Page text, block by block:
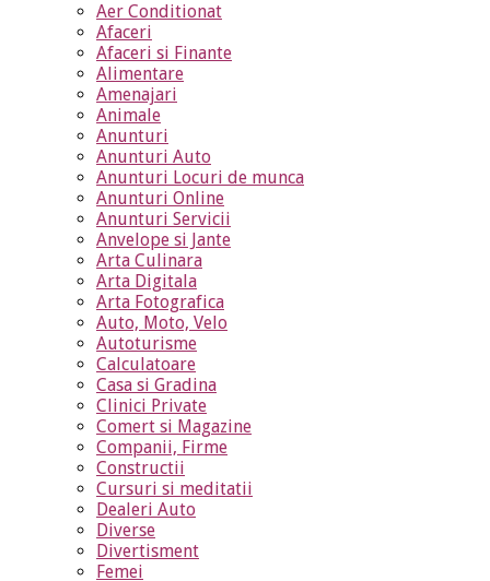
Aer Conditionat
Afaceri
Afaceri si Finante
Alimentare
Amenajari
Animale
Anunturi
Anunturi Auto
Anunturi Locuri de munca
Anunturi Online
Anunturi Servicii
Anvelope si Jante
Arta Culinara
Arta Digitala
Arta Fotografica
Auto, Moto, Velo
Autoturisme
Calculatoare
Casa si Gradina
Clinici Private
Comert si Magazine
Companii, Firme
Constructii
Cursuri si meditatii
Dealeri Auto
Diverse
Divertisment
Femei